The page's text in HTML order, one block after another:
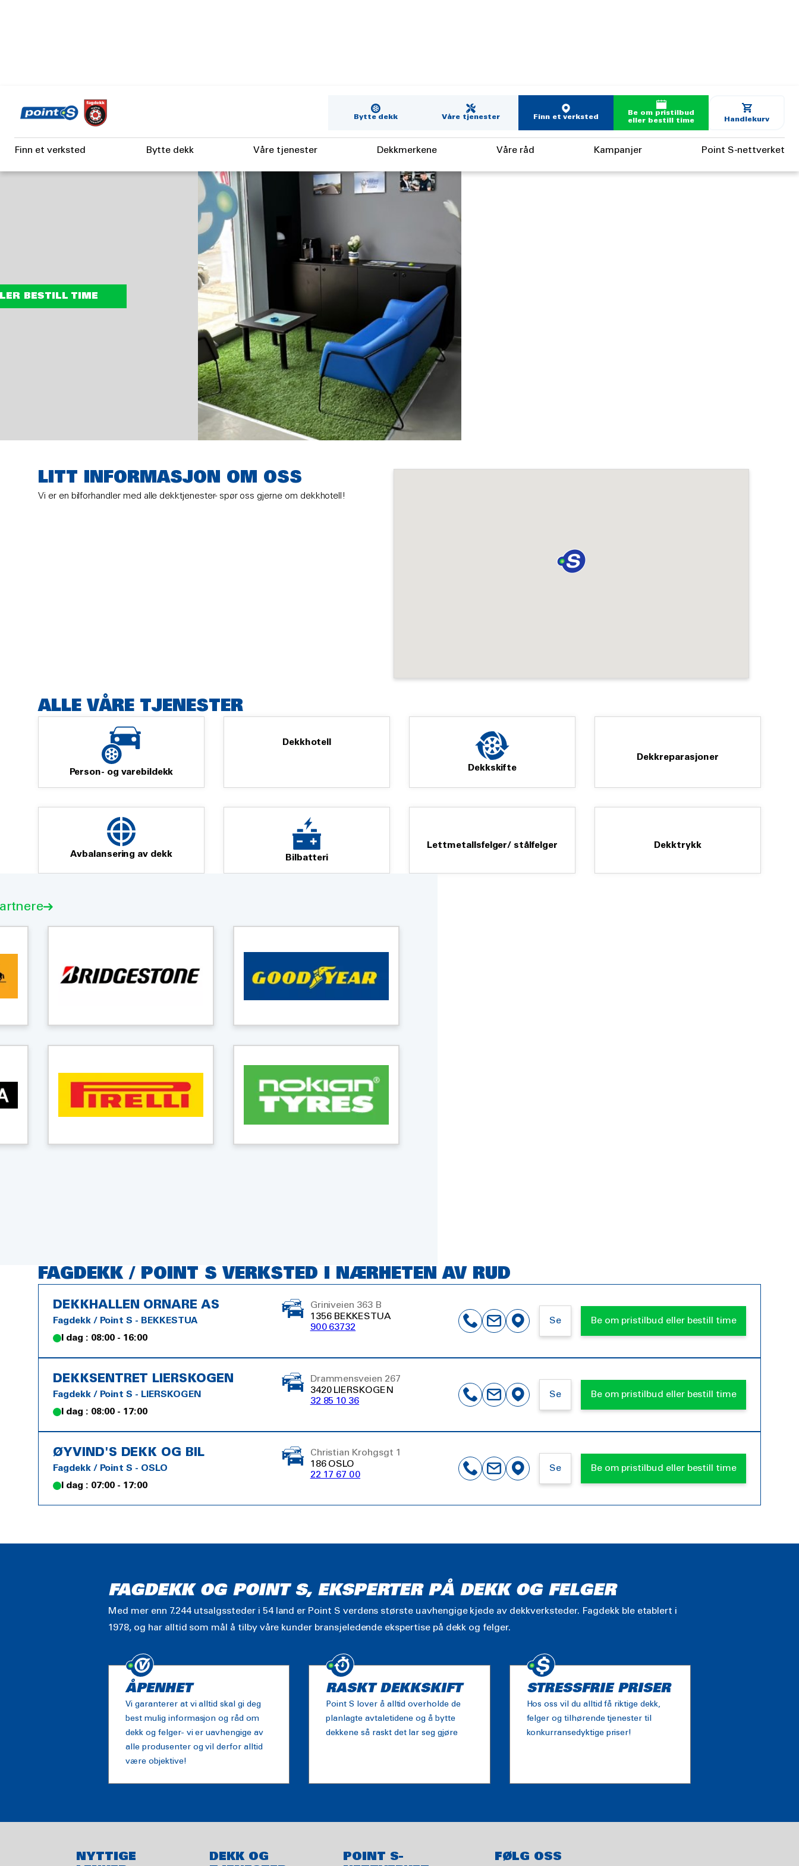
main
Bytte dekk Våre tjenester Finn et verksted
Be om pristilbud
eller bestill time
Handlekurv
Finn et verksted Bytte dekk Våre tjenester Dekkmerkene Våre råd Kampanjer Point S-nettverket
BESTILL TIME
LITT INFORMASJON OM OSS
Vi er en bilforhandler med alle dekktjenester- spør oss gjerne om dekkhotell!
ALLE VÅRE TJENESTER
Person- og varebildekk
Dekkhotell
Dekkskifte
Dekkreparasjoner
Avbalansering av dekk Bilbatteri
Lettmetallsfelger/ stålfelger Dekktrykk
FAGDEKK / POINT S VERKSTED I NÆRHETEN AV RUD
DEKKHALLEN ORNARE AS
Fagdekk / Point S - BEKKESTUA
I dag : 08:00 - 16:00
Griniveien 363 B
1356 BEKKESTUA
900 63732
Se Be om pristilbud eller bestill time
DEKKSENTRET LIERSKOGEN
Fagdekk / Point S - LIERSKOGEN
I dag : 08:00 - 17:00
Drammensveien 267
3420 LIERSKOGEN
32 85 10 36
Se Be om pristilbud eller bestill time
ØYVIND'S DEKK OG BIL
Fagdekk / Point S - OSLO
I dag : 07:00 - 17:00
Christian Krohgsgt 1
186 OSLO
22 17 67 00
Se Be om pristilbud eller bestill time
FAGDEKK OG POINT S, EKSPERTER PÅ DEKK OG FELGER
Med mer enn 7.244 utsalgssteder i 54 land er Point S verdens største uavhengige kjede av dekkverksteder. Fagdekk ble etablert i
1978, og har alltid som mål å tilby våre kunder bransjeledende ekspertise på dekk og felger.
ÅPENHET
Vi garanterer at vi alltid skal gi deg
best mulig informasjon og råd om
dekk og felger- vi er uavhengige av
alle produsenter og vil derfor alltid
være objektive!
RASKT DEKKSKIFT
Point S lover å alltid overholde de
planlagte avtaletidene og å bytte
dekkene så raskt det lar seg gjøre
STRESSFRIE PRISER
Hos oss vil du alltid få riktige dekk,
felger og tilhørende tjenester til
konkurransedyktige priser!
NYTTIGE
DEKK OG
POINT S-
FØLG OSS